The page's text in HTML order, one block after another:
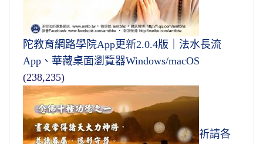
陀教育網路學院App更新2.0.4版｜法水長流
App、華藏桌面瀏覽器Windows/macOS
(238,235)
祈請各